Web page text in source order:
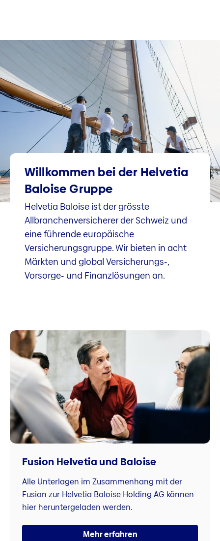
Willkommen bei der Helvetia
Baloise Gruppe
Helvetia Baloise ist der grösste
Allbranchenversicherer der Schweiz und
eine führende europäische
Versicherungsgruppe. Wir bieten in acht
Märkten und global Versicherungs-,
Vorsorge- und Finanzlösungen an.
Fusion Helvetia und Baloise
Alle Unterlagen im Zusammenhang mit der
Fusion zur Helvetia Baloise Holding AG können
hier heruntergeladen werden.
Mehr erfahren